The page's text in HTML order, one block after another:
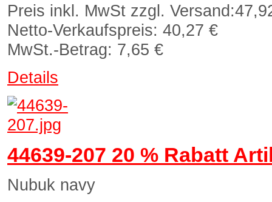
Preis inkl. MwSt zzgl. Versand:
Netto-Verkaufspreis: 40,27 €
MwSt.-Betrag: 7,65 €
Details
44639-207 20 % Rabatt
Nubuk navy